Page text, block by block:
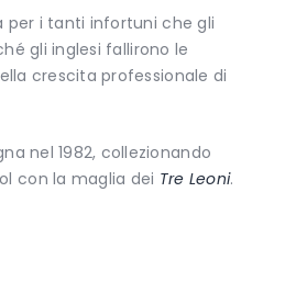
per i tanti infortuni che gli
gli inglesi fallirono le
crescita professionale di
nel 1982, collezionando
con la maglia dei Tre Leoni.